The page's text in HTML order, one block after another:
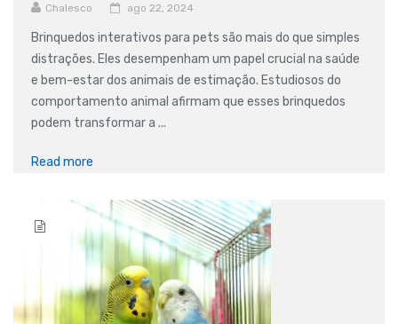
Chalesco ago 22, 2024
Brinquedos interativos para pets são mais do que simples
distrações. Eles desempenham um papel crucial na saúde
e bem-estar dos animais de estimação. Estudiosos do
comportamento animal afirmam que esses brinquedos
podem transformar a ...
Read more